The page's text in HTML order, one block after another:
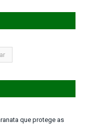
que protege as